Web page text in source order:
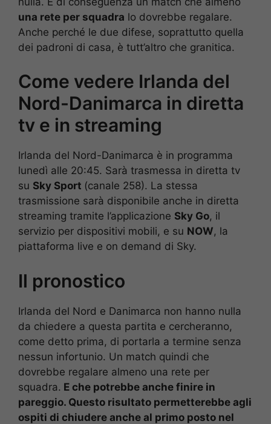
una rete per squadra lo dovrebbe regalare.
Anche perché le due difese, soprattutto quella
dei padroni di casa, è tutt’altro che granitica.
Come vedere Irlanda del
Nord-Danimarca in diretta
tv e in streaming
Irlanda del Nord-Danimarca è in programma
lunedì alle 20:45. Sarà trasmessa in diretta tv
su Sky Sport (canale 258). La stessa
trasmissione sarà disponibile anche in diretta
streaming tramite l’applicazione Sky Go, il
servizio per dispositivi mobili, e su NOW, la
piattaforma live e on demand di Sky.
Il pronostico
Irlanda del Nord e Danimarca non hanno nulla
da chiedere a questa partita e cercheranno,
come detto prima, di portarla a termine senza
nessun infortunio. Un match quindi che
dovrebbe regalare almeno una rete per
squadra. E che potrebbe anche finire in
pareggio. Questo risultato permetterebbe agli
ospiti di chiudere anche al primo posto nel